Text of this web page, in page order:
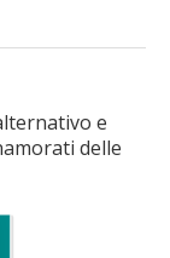
e
delle